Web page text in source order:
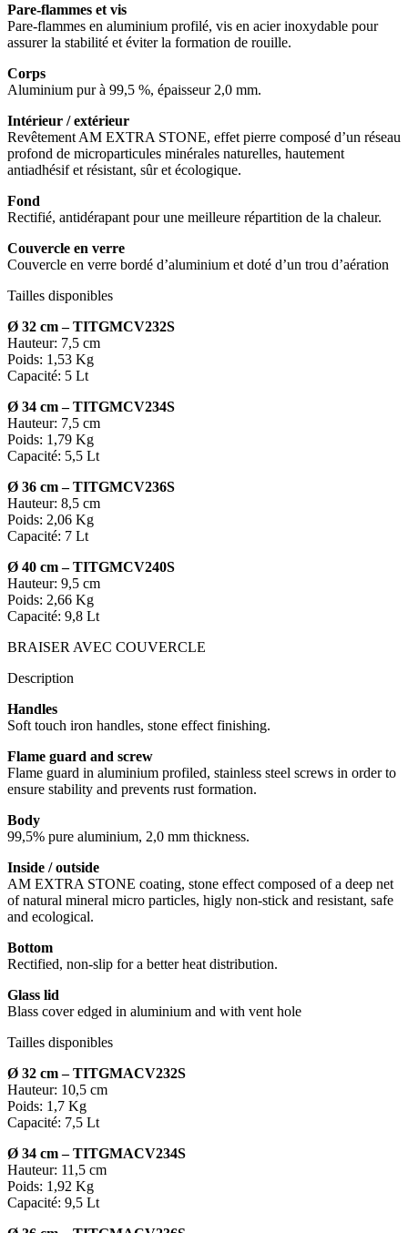
Pare-flammes et vis
Pare-flammes en aluminium profilé, vis en acier inoxydable pour
assurer la stabilité et éviter la formation de rouille.
Corps
Aluminium pur à 99,5 %, épaisseur 2,0 mm.
Intérieur / extérieur
Revêtement AM EXTRA STONE, effet pierre composé d’un réseau
profond de microparticules minérales naturelles, hautement
antiadhésif et résistant, sûr et écologique.
Fond
Rectifié, antidérapant pour une meilleure répartition de la chaleur.
Couvercle en verre
Couvercle en verre bordé d’aluminium et doté d’un trou d’aération
Tailles disponibles
Ø 32 cm –TITGMCV232S
Hauteur: 7,5 cm
Poids: 1,53 Kg
Capacité: 5 Lt
Ø 34 cm –TITGMCV234S
Hauteur: 7,5 cm
Poids: 1,79 Kg
Capacité: 5,5 Lt
Ø 36 cm –TITGMCV236S
Hauteur: 8,5 cm
Poids: 2,06 Kg
Capacité: 7 Lt
Ø 40 cm –TITGMCV240S
Hauteur: 9,5 cm
Poids: 2,66 Kg
Capacité: 9,8 Lt
BRAISER AVEC COUVERCLE
Description
Handles
Soft touch iron handles, stone effect finishing.
Flame guard and screw
Flame guard in aluminium profiled, stainless steel screws in order to
ensure stability and prevents rust formation.
Body
99,5% pure aluminium, 2,0 mm thickness.
Inside / outside
AM EXTRA STONE coating, stone effect composed of a deep net
of natural mineral micro particles, higly non-stick and resistant, safe
and ecological.
Bottom
Rectified, non-slip for a better heat distribution.
Glass lid
Blass cover edged in aluminium and with vent hole
Tailles disponibles
Ø 32 cm –TITGMACV232S
Hauteur: 10,5 cm
Poids: 1,7 Kg
Capacité: 7,5 Lt
Ø 34 cm –TITGMACV234S
Hauteur: 11,5 cm
Poids: 1,92 Kg
Capacité: 9,5 Lt